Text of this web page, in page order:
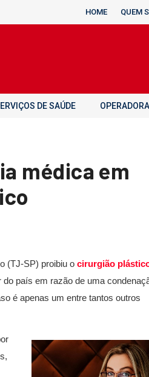
HOME QUEM
DE SAÚDE
médica em
(TJ-SP) proibiu o cirurgião
país em razão de uma
é apenas um entre tantos outros